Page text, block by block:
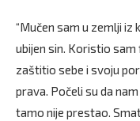
“Mučen sam u zemlji iz
ubijen sin. Koristio
zaštitio sebe i svoju
prava. Počeli su da
tamo nije prestao.